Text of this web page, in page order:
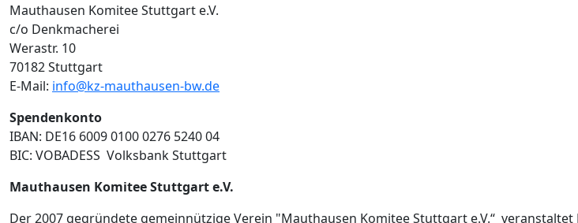
Mauthausen Komitee Stuttgart e.V.
c/o Denkmacherei
Werastr. 10
70182 Stuttgart
E-Mail: info@kz-mauthausen-bw.de
Spendenkonto
IBAN: DE16 6009 0100 0276 5240 04
BIC: VOBADESS Volksbank Stuttgart
Mauthausen Komitee Stuttgart e.V.
Der 2007 gegründete gemeinnützige Verein "Mauthausen Komitee Stuttgart e.V.“